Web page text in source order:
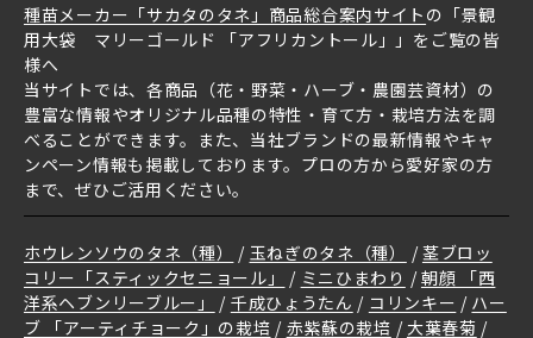
種苗メーカー「サカタのタネ」商品総合案内サイト の「景観
用大袋 マリーゴールド 「アフリカントール」」をご覧の皆
様へ
当サイトでは、各商品（花・野菜・ハーブ・農園芸資材）の
豊富な情報やオリジナル品種の特性・育て方・栽培方法を調
べることができます。また、当社ブランドの最新情報やキャ
ンペーン情報も掲載しております。プロの方から愛好家の方
まで、ぜひご活用ください。
ホウレンソウのタネ（種） 玉ねぎのタネ（種）
茎ブロッ
コリー「スティックセニョール」
ミニひまわり
朝顔 「西
洋系ヘブンリーブルー」
千成ひょうたん コリンキー
ハー
ブ 「アーティチョーク」の栽培
赤紫蘇の栽培 大葉春菊